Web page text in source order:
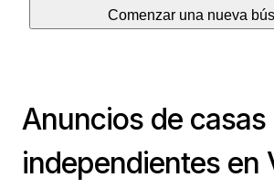
Comenzar una nueva
Anuncios de casas
independientes en